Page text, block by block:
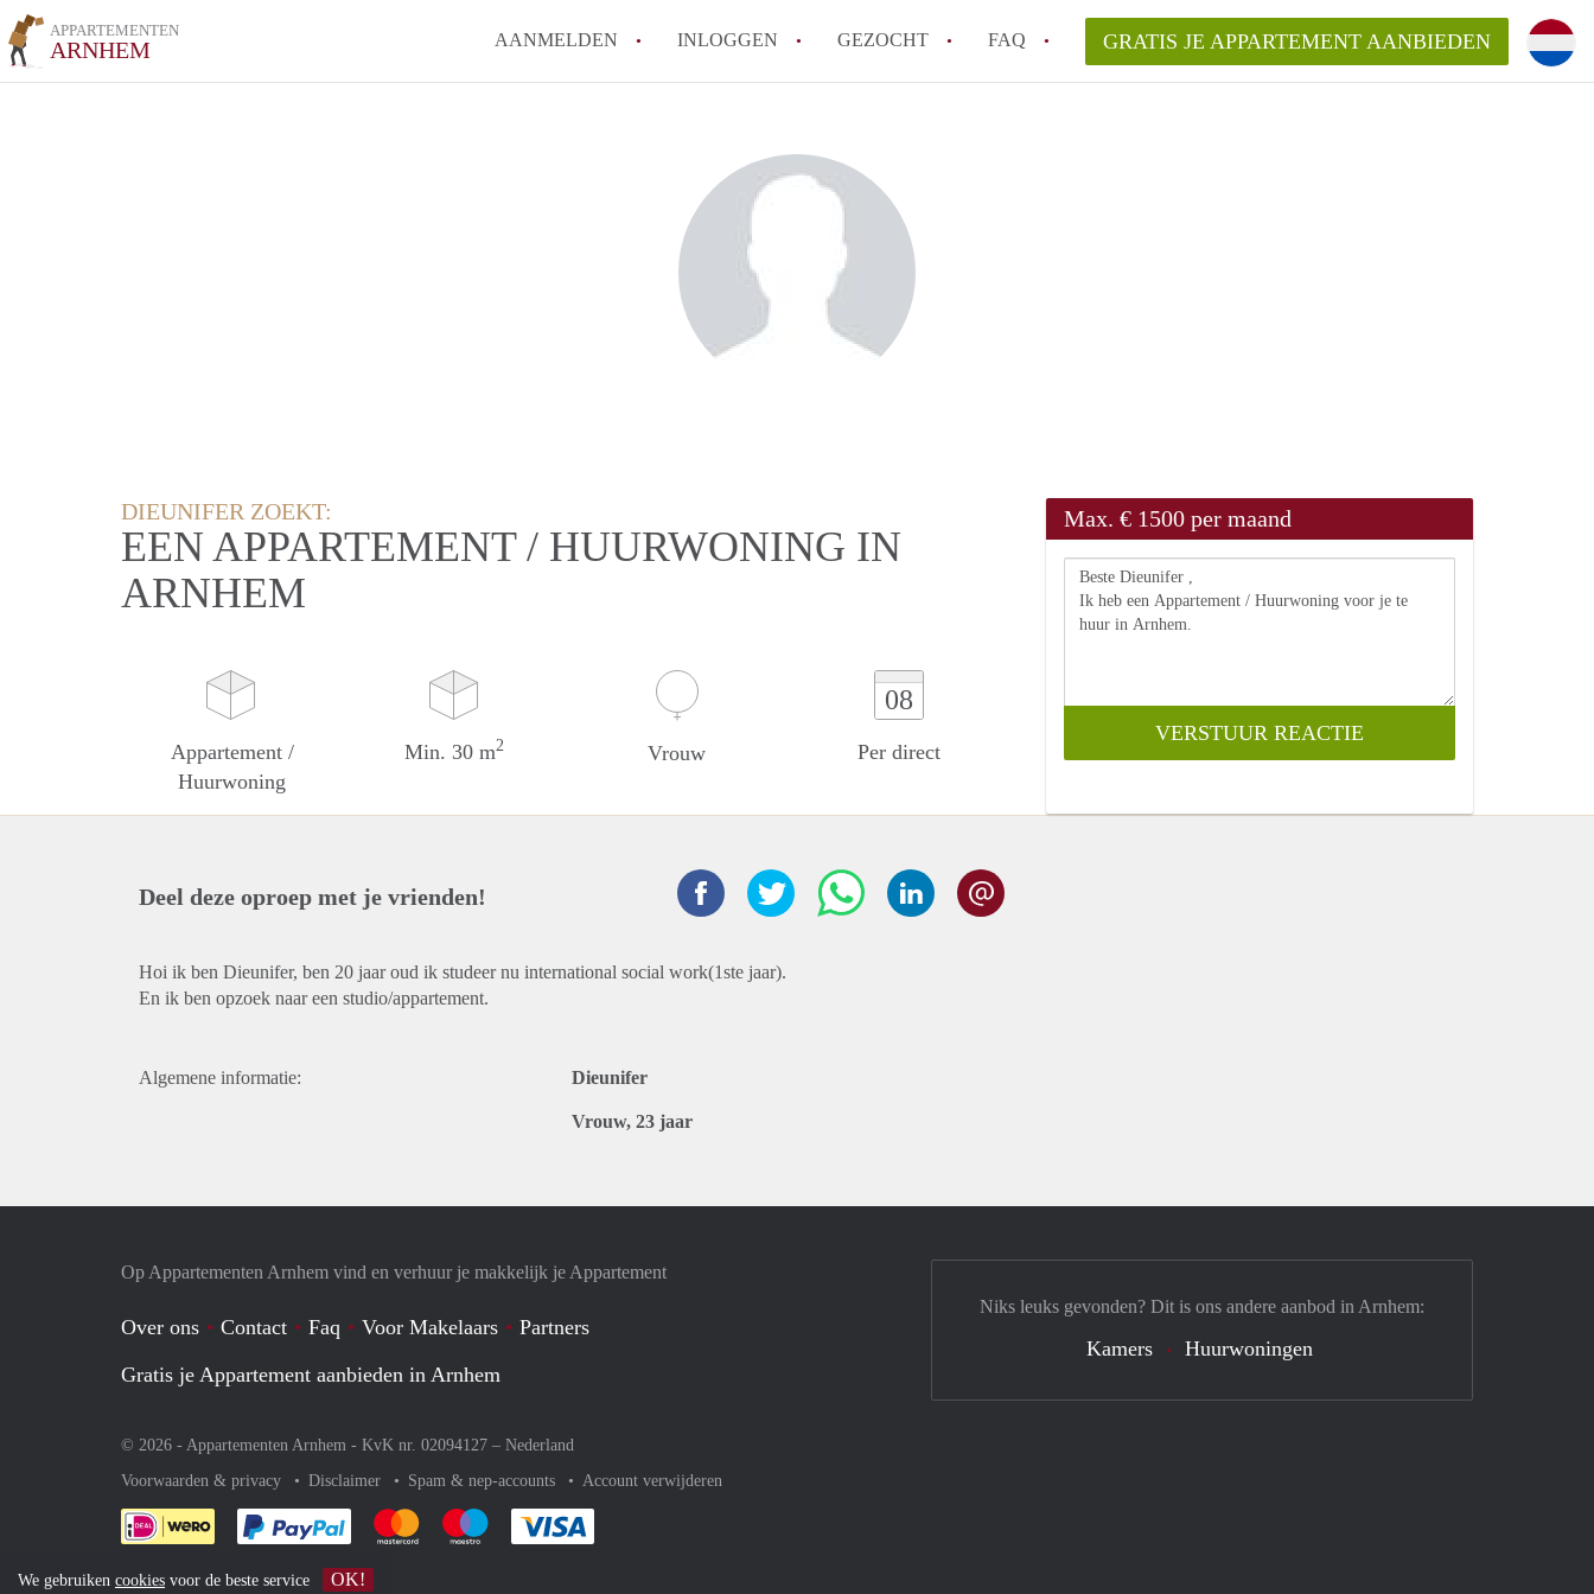
APPARTEMENTEN
ARNHEM AANMELDEN INLOGGEN GEZOCHT FAQ
How to translate AppartementenArnhem!
Wat is AppartementenArnhem?
Hoeveel kost het om te reageren op een Appartement in Arnhem?
Wat is de privacyverklaring van AppartementenArnhem?
Berekent AppartementenArnhem
makelaarsvergoeding/bemiddelingsvergoeding?
Alle veelgestelde vragen
GRATIS JE APPARTEMENT AANBIEDEN
DIEUNIFER ZOEKT:
EEN APPARTEMENT / HUURWONING IN
ARNHEM
Appartement /
Huurwoning
Min. 30 m2 Vrouw
08
Per direct
Max. € 1500 per maand
Deel deze oproep met je vrienden!
Hoi ik ben Dieunifer, ben 20 jaar oud ik studeer nu international social work(1ste jaar).
En ik ben opzoek naar een studio/appartement.
Algemene informatie: Dieunifer
Vrouw, 23 jaar
Op Appartementen Arnhem vind en verhuur je makkelijk je Appartement
Over ons Contact Faq Voor Makelaars
Partners
Gratis je Appartement aanbieden in Arnhem
© 2026 - Appartementen Arnhem - KvK nr. 02094127 – Nederland
Voorwaarden & privacy
Disclaimer Spam & nep-accounts Account verwijderen
Je rekent gemakkelijk af met Paypal
Je rekent gemakkelijk af met Mastercard
Je rekent gemakkelijk af met Meastro
Niks leuks gevonden? Dit is ons andere aanbod in Arnhem:
Kamers Huurwoningen
We gebruiken cookies voor de beste service OK!